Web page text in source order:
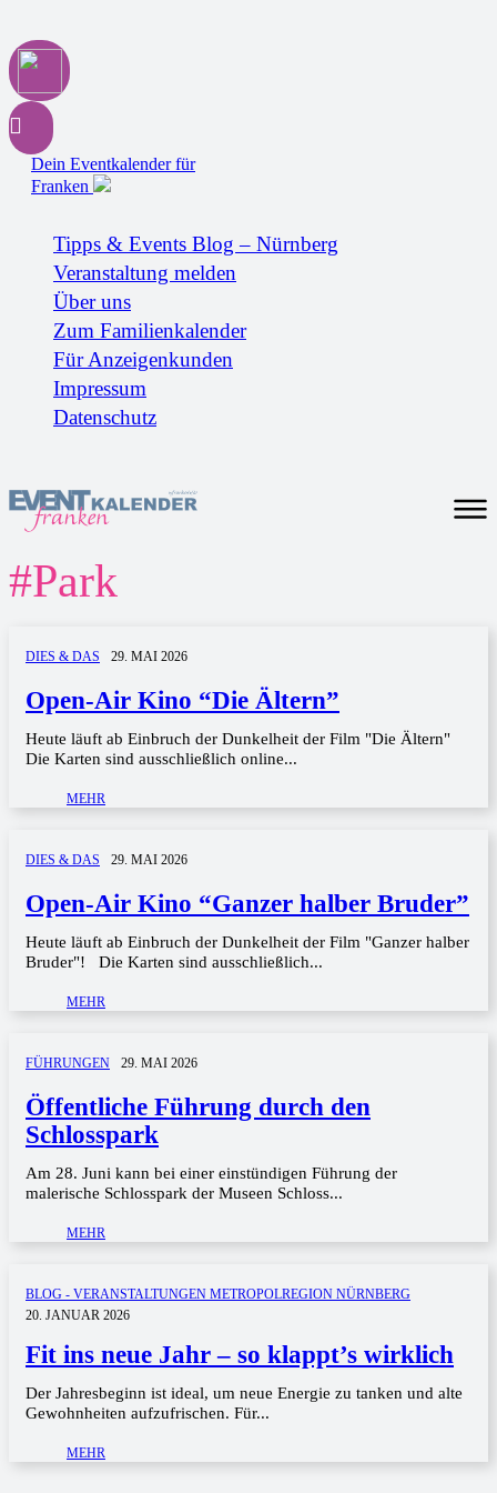
Dein Eventkalender für
Franken
Tipps & Events Blog – Nürnberg
Veranstaltung melden
Über uns
Zum Familienkalender
Für Anzeigenkunden
Impressum
Datenschutz
#Park
DIES & DAS 29. MAI 2026
Open-Air Kino “Die Ältern”
Heute läuft ab Einbruch der Dunkelheit der Film "Die Ältern"
Die Karten sind ausschließlich online...
MEHR
DIES & DAS 29. MAI 2026
Open-Air Kino “Ganzer halber Bruder”
Heute läuft ab Einbruch der Dunkelheit der Film "Ganzer halber
Bruder"! Die Karten sind ausschließlich...
MEHR
FÜHRUNGEN 29. MAI 2026
Öffentliche Führung durch den
Schlosspark
Am 28. Juni kann bei einer einstündigen Führung der
malerische Schlosspark der Museen Schloss...
MEHR
BLOG - VERANSTALTUNGEN METROPOLREGION NÜRNBERG
20. JANUAR 2026
Fit ins neue Jahr – so klappt’s wirklich
Der Jahresbeginn ist ideal, um neue Energie zu tanken und alte
Gewohnheiten aufzufrischen. Für...
MEHR